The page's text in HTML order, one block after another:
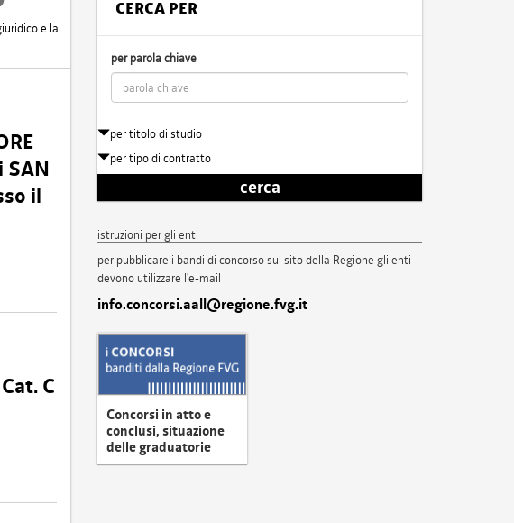
e la
SAN
il
C
CERCA PER
per parola chiave
per titolo di studio
per tipo di contratto
cerca
istruzioni per gli enti
per pubblicare i bandi di concorso sul sito della Regione gli enti
devono utilizzare l'e-mail
info.concorsi.aall@regione.fvg.it
Concorsi in atto e
conclusi, situazione
delle graduatorie